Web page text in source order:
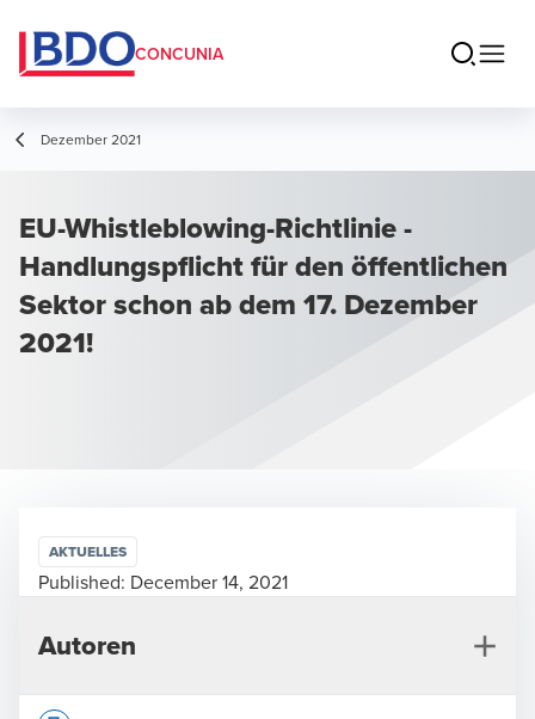
CONCUNIA
Dezember 2021
EU-Whistleblowing-Richtlinie -
Handlungspflicht für den öffentlichen
Sektor schon ab dem 17. Dezember
2021!
AKTUELLES
Published: December 14, 2021
Autoren